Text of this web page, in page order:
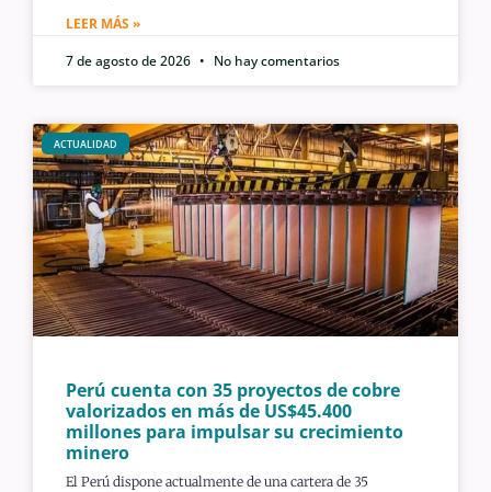
LEER MÁS »
7 de agosto de 2026
No hay comentarios
ACTUALIDAD
Perú cuenta con 35 proyectos de cobre
valorizados en más de US$45.400
millones para impulsar su crecimiento
minero
El Perú dispone actualmente de una cartera de 35